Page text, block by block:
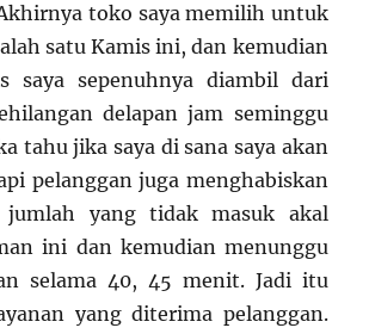
toko saya memilih untuk
satu Kamis ini, dan kemudian
saya sepenuhnya diambil dari
delapan jam seminggu
tahu jika saya di sana saya akan
pelanggan juga menghabiskan
jumlah yang tidak masuk akal
ini dan kemudian menunggu
selama 40, 45 menit. Jadi itu
yang diterima pelanggan.